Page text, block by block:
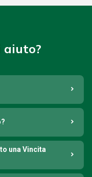
aiuto?
una Vincita